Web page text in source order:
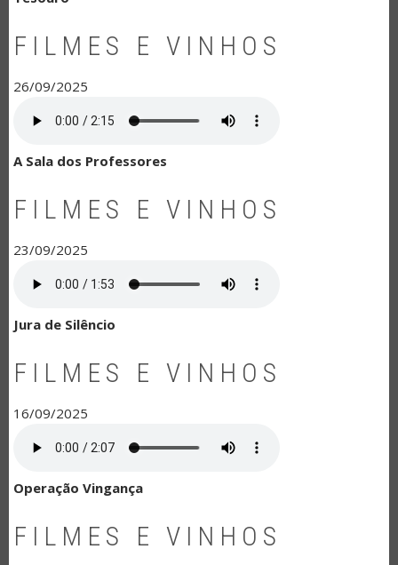
FILMES E VINHOS
26/09/2025
A Sala dos Professores
FILMES E VINHOS
23/09/2025
Jura de Silêncio
FILMES E VINHOS
16/09/2025
Operação Vingança
FILMES E VINHOS